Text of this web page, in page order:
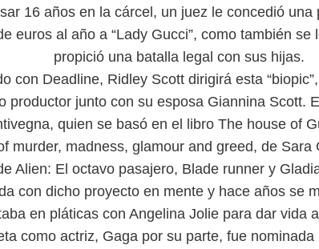
16 años en la cárcel, un juez le concedió una
euros al año a “Lady Gucci”, como también se
propició una batalla legal con sus hijas.
con Deadline, Ridley Scott dirigirá esta
productor junto con su esposa Giannina Scott.
quien se basó en el libro The house of
murder, madness, glamour and greed, de Sara
Alien: El octavo pasajero, Blade runner y
con dicho proyecto en mente y hace años se
en pláticas con Angelina Jolie para dar vida
como actriz, Gaga por su parte, fue nominada